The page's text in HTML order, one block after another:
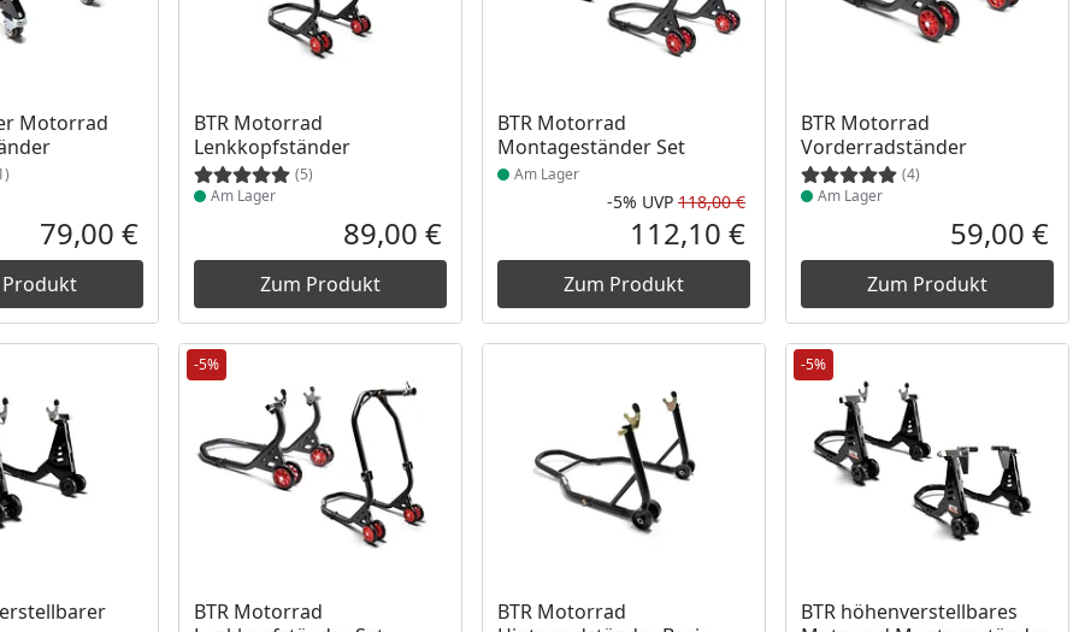
Motorrad
Aktueller Preis
79,00 €
BTR Motorrad
Lenkkopfständer
(5)
Produkt am Lager
Am Lager
Aktueller Preis
89,00 €
Zum Produkt
BTR Motorrad
Montageständer Set
Produkt am Lager
Am Lager
Rabatt in Prozent
-5%
Ursprünglicher Preis
UVP 118,00 €
Aktueller Preis
112,10 €
Zum Produkt
BTR Motorrad
Vorderradständer
(4)
Produkt am Lager
Am Lager
59,00 €
Zum Produkt
-5%
BTR Motorrad
Produkt am Lager
BTR Motorrad
Produkt am Lager
-5%
BTR höhenverstellbares
Produkt am Lager